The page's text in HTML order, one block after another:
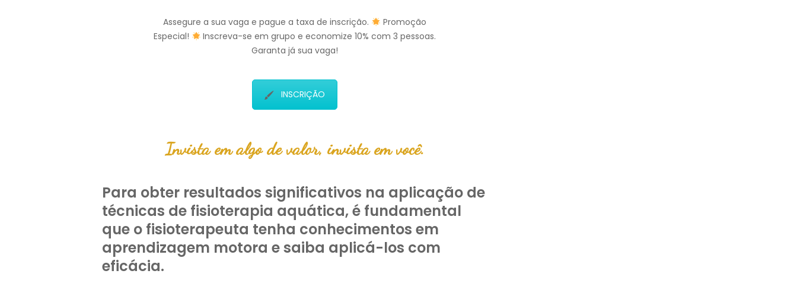
Assegure a sua vaga e pague a taxa de inscrição.
Promoção
Especial!
Inscreva-se em grupo e economize 10% com 3 pessoas.
Garanta já sua vaga!
INSCRIÇÃO
Invista em algo de valor, invista em você.
Para obter resultados significativos na aplicação de
técnicas de fisioterapia aquática, é fundamental
que o fisioterapeuta tenha conhecimentos em
aprendizagem motora e saiba aplicá-los com
eficácia.